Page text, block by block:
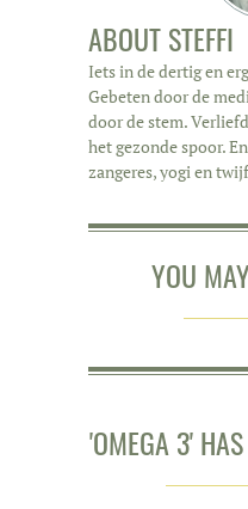
ABOUTSTEFFI
Iets in de dertig en
Gebeten door de
door de stem.
het gezonde spoor.
zangeres, yogi en
YOU
'OMEGA 3'